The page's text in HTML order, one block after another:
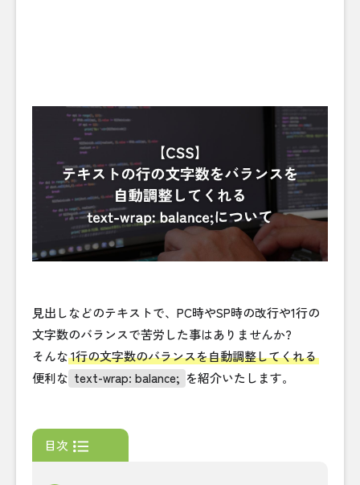
見出しなどのテキストで、PC時やSP時の改行や1行の
文字数のバランスで苦労した事はありませんか?
そんな1行の文字数のバランスを自動調整してくれる
便利な text-wrap: balance; を紹介いたします。
目次